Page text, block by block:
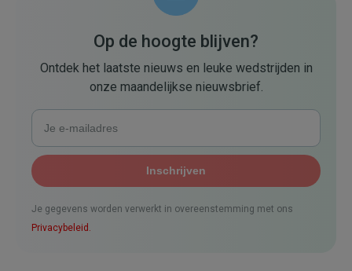
Op de hoogte blijven?
Ontdek het laatste nieuws en leuke wedstrijden in
onze maandelijkse nieuwsbrief.
Je gegevens worden verwerkt in overeenstemming met ons
Privacybeleid.